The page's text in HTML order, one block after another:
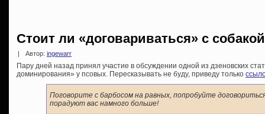
Стоит ли «договариваться» с
Автор: ingewarr
Пару дней назад принял участие в обсуждении одной из дзеновских
доминирования» у псовых. Пересказывать не буду, приведу только
Поговорите с барбосом на равных, попробуйте
порадуют вас намного больше!